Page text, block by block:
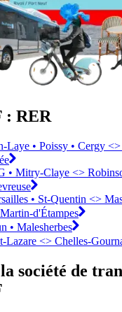
: RER
Laye • Poissy • Cergy
• Mitry-Claye <>︎
• St-Quentin <>︎
d'Étampes
• Malesherbes
Lazare <>︎ Chelles-
société de